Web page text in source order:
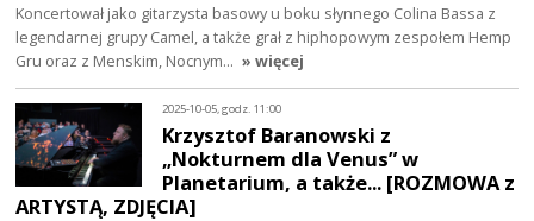
Koncertował jako gitarzysta basowy u boku słynnego Colina Bassa z
legendarnej grupy Camel, a także grał z hiphopowym zespołem Hemp
Gru oraz z Menskim, Nocnym… » więcej
2025-10-05, godz. 11:00
Krzysztof Baranowski z
„Nokturnem dla Venus” w
Planetarium, a także... [ROZMOWA z
ARTYSTĄ, ZDJĘCIA]